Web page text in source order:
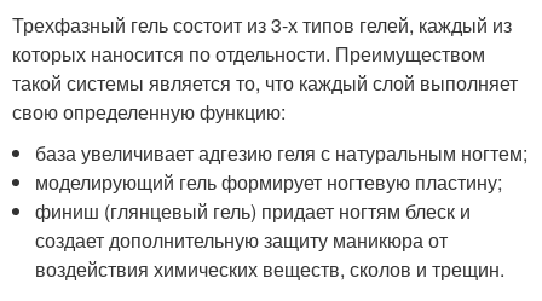
Трехфазный гель состоит из 3-х типов гелей, каждый из
которых наносится по отдельности. Преимуществом
такой системы является то, что каждый слой выполняет
свою определенную функцию:
база увеличивает адгезию геля с натуральным ногтем;
моделирующий гель формирует ногтевую пластину;
финиш (глянцевый гель) придает ногтям блеск и
создает дополнительную защиту маникюра от
воздействия химических веществ, сколов и трещин.